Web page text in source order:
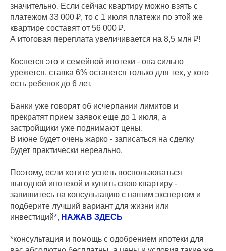
значительно. Если сейчас квартиру можно взять с
платежом 33 000 ₽, то с 1 июля платежи по этой же
квартире составят от 56 000 ₽.
А итоговая переплата увеличивается на 8,5 млн ₽!
Коснется это и семейной ипотеки - она сильно
урежется, ставка 6% останется только для тех, у кого
есть ребенок до 6 лет.
Банки уже говорят об исчерпании лимитов и
прекратят прием заявок еще до 1 июля, а
застройщики уже поднимают цены.
В июне будет очень жарко - записаться на сделку
будет практически нереально.
Поэтому, если хотите успеть воспользоваться
выгодной ипотекой и купить свою квартиру -
запишитесь на консультацию с нашим экспертом и
подберите лучший вариант для жизни или
инвестиций*, НАЖАВ ЗДЕСЬ
*консультация и помощь с одобрением ипотеки для